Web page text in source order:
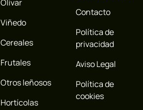
Olivar
Viñedo
Cereales
Frutales
Otros leñosos
Hortícolas
Contacto
Política de
privacidad
Aviso Legal
Política de
cookies